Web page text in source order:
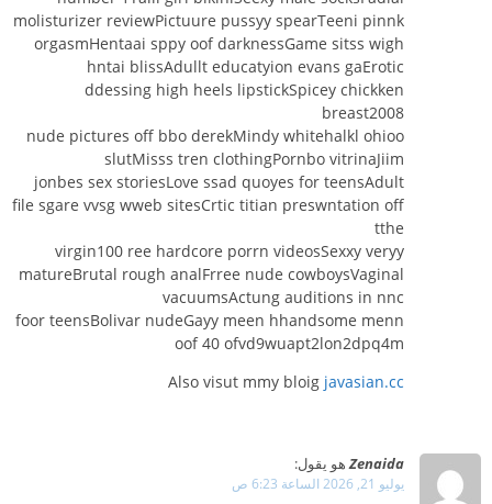
molisturizer reviewPictuure pussyy spearTeeni pinnk
orgasmHentaai sppy oof darknessGame sitss wigh
hntai blissAdullt educatyion evans gaErotic
ddessing high heels lipstickSpicey chickken
breast2008
nude pictures off bbo derekMindy whitehalkl ohioo
slutMisss tren clothingPornbo vitrinaJiim
jonbes sex storiesLove ssad quoyes for teensAdult
file sgare vvsg wweb sitesCrtic titian preswntation off
tthe
virgin100 ree hardcore porrn videosSexxy veryy
matureBrutal rough analFrree nude cowboysVaginal
vacuumsActung auditions in nnc
foor teensBolivar nudeGayy meen hhandsome menn
oof 40 ofvd9wuapt2lon2dpq4m
Also visut mmy bloig javasian.cc
Zenaida هو يقول:
يوليو 21, 2026 الساعة 6:23 ص